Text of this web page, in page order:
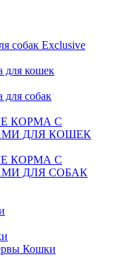
собак Exclusive
для кошек
для собак
КОРМА С
ДЛЯ КОШЕК
КОРМА С
ДЛЯ СОБАК
Кошки